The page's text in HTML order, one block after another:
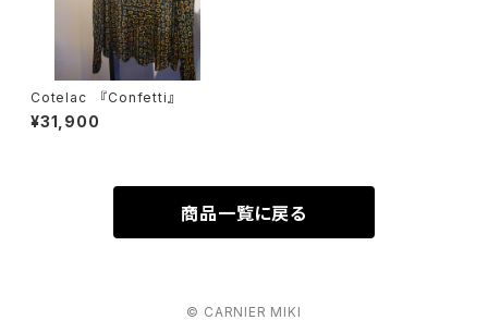
Cotelac 『Confetti』
¥31,900
商品一覧に戻る
© CARNIER MIKI